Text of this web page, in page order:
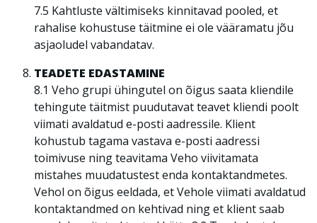
7.5 Kahtluste vältimiseks kinnitavad pooled, et
rahalise kohustuse täitmine ei ole vääramatu jõu
asjaoludel vabandatav.
TEADETE EDASTAMINE
8.1 Veho grupi ühingutel on õigus saata kliendile
tehingute täitmist puudutavat teavet kliendi poolt
viimati avaldatud e-posti aadressile. Klient
kohustub tagama vastava e-posti aadressi
toimivuse ning teavitama Veho viivitamata
mistahes muudatustest enda kontaktandmetes.
Vehol on õigus eeldada, et Vehole viimati avaldatud
kontaktandmed on kehtivad ning et klient saab